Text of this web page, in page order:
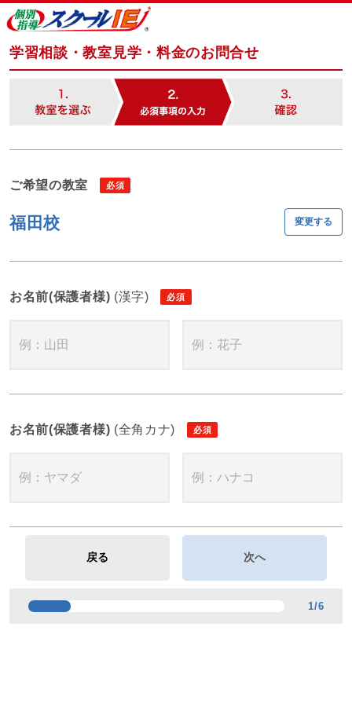
学習相談・教室見学・料金のお問合せ
ご希望の教室
福田校 変更する
お名前(保護者様) (漢字)
お名前(保護者様) (全角カナ)
1/6